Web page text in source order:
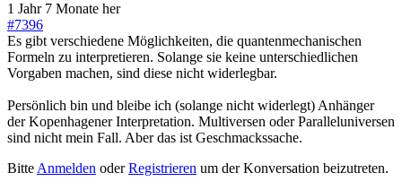
1 Jahr 7 Monate her
#7396
Es gibt verschiedene Möglichkeiten, die quantenmechanischen
Formeln zu interpretieren. Solange sie keine unterschiedlichen
Vorgaben machen, sind diese nicht widerlegbar.
Persönlich bin und bleibe ich (solange nicht widerlegt) Anhänger
der Kopenhagener Interpretation. Multiversen oder Paralleluniversen
sind nicht mein Fall. Aber das ist Geschmackssache.
Bitte Anmelden oderRegistrieren um der Konversation beizutreten.